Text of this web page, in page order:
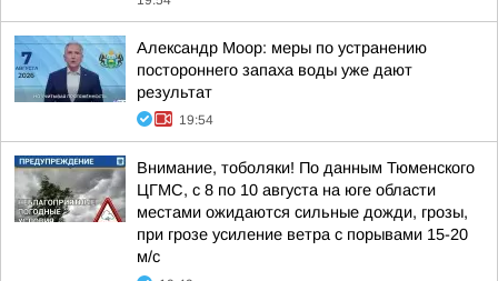
Александр Моор: меры по устранению
постороннего запаха воды уже дают
результат
19:54
Внимание, тоболяки! По данным Тюменского
ЦГМС, с 8 по 10 августа на юге области
местами ожидаются сильные дожди, грозы,
при грозе усиление ветра с порывами 15-20
м/с